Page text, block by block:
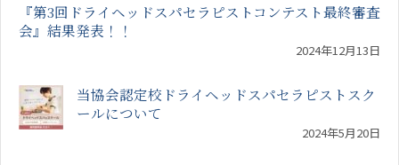
『第3回ドライヘッドスパセラピストコンテスト最終審査
会』結果発表！！
2024年12月13日
当協会認定校ドライヘッドスパセラピストスク
ールについて
2024年5月20日